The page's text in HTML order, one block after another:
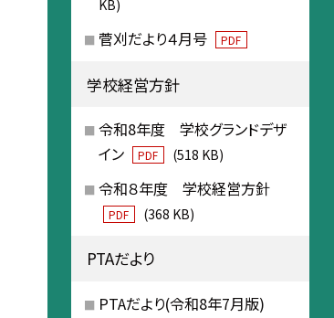
KB)
菅刈だより４月号 PDF
学校経営方針
令和8年度 学校グランドデザ
イン
PDF (518 KB)
令和８年度 学校経営方針
PDF (368 KB)
PTAだより
PTAだより(令和8年7月版)